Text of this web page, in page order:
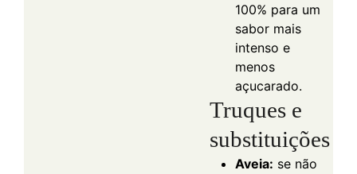
100% para um
sabor mais
intenso e
menos
açucarado.
Truques e
substituições
Aveia: se não